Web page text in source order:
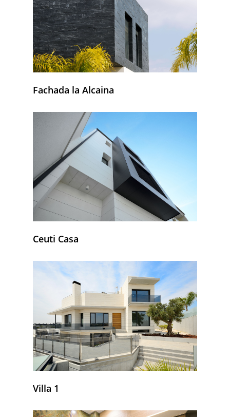
Fachada la Alcaina
Ceuti Casa
Villa 1